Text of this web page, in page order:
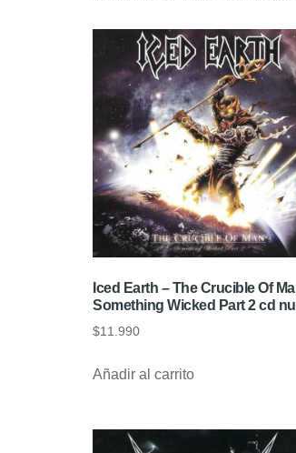
Iced Earth – The Crucible Of
Something Wicked Part 2 cd
$11.990
Añadir al carrito